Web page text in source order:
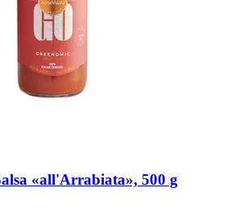
«all'Arrabiata», 500 g